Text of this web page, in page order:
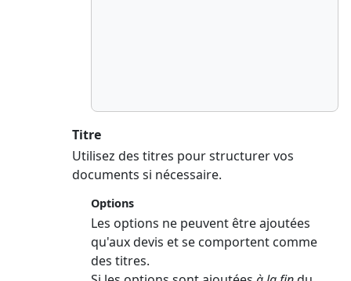
Titre
Utilisez des titres pour structurer vos
documents si nécessaire.
Options
Les options ne peuvent être ajoutées
qu'aux devis et se comportent comme
des titres.